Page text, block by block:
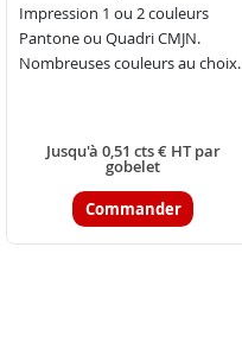
Impression 1 ou 2 couleurs
Pantone ou Quadri CMJN.
Nombreuses couleurs au choix.
Jusqu'à 0,51 cts € HT par
gobelet
Commander